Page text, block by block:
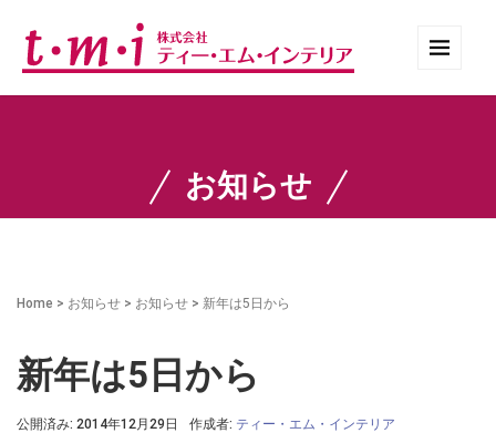
お知らせ
Home > お知らせ > お知らせ > 新年は5日から
新年は5日から
公開済み: 2014年12月29日 作成者: ティー・エム・インテリア